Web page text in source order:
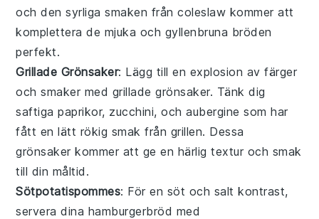
och den syrliga smaken fråncoleslaw kommer att
komplettera de mjuka och gyllenbruna bröden
perfekt.
Grillade Grönsaker: Lägg till en explosion av färger
och smaker med grillade grönsaker. Tänk dig
saftigapaprikor, zucchini, ochaubergine som har
fått en lätt rökig smak från grillen. Dessa
grönsaker kommer att ge en härlig textur och smak
till din måltid.
Sötpotatispommes: För en söt och salt kontrast,
servera dina hamburgerbröd med